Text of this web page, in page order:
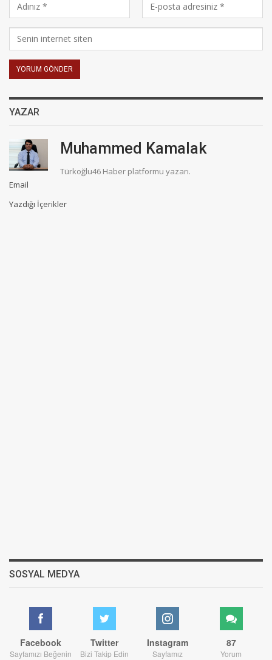
YAZAR
Muhammed Kamalak
Türkoğlu46 Haber platformu yazarı.
Email
Yazdığı İçerikler
SOSYAL MEDYA
Facebook
Sayfamızı Beğenin
Twitter
Bizi Takip Edin
Instagram
Sayfamız
87
Yorum